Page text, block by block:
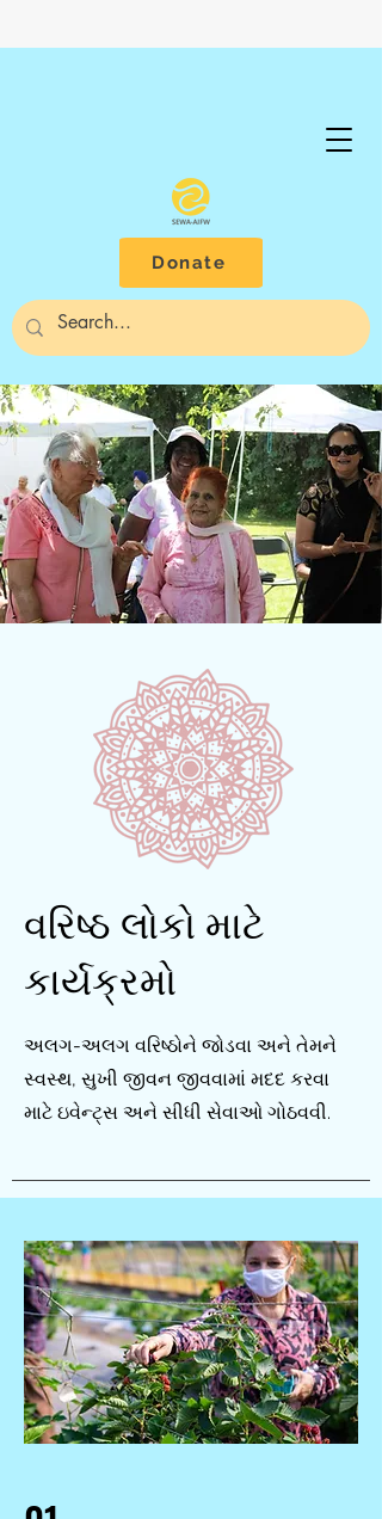
Donate
વરિષ્ઠ લોકો માટે
કાર્યક્રમો
અલગ-અલગ વરિષ્ઠોને જોડવા અને તેમને
સ્વસ્થ, સુખી જીવન જીવવામાં મદદ કરવા
માટે ઇવેન્ટ્સ અને સીધી સેવાઓ ગોઠવવી.